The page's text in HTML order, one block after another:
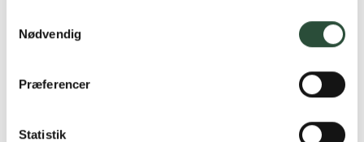
Nødvendig
Præferencer
Statistik